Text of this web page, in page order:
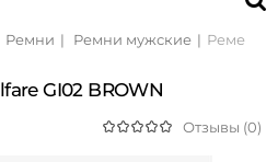
Ремни Ремни мужские
Ремень
GI02 BROWN
Отзывы (0)